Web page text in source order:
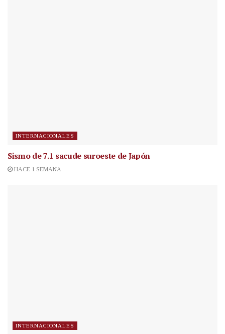
INTERNACIONALES
Sismo de 7.1 sacude suroeste de Japón
HACE 1 SEMANA
INTERNACIONALES